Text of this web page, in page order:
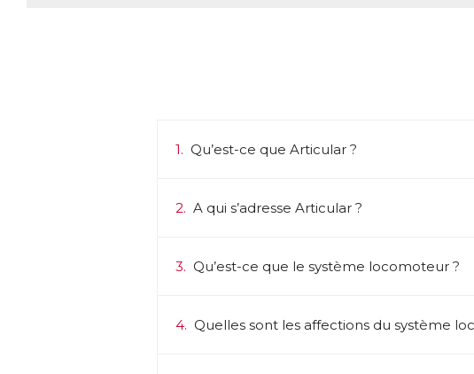
1. Qu’est-ce que Articular ?
2. A qui s’adresse Articular ?
3. Qu’est-ce que le système locomoteur ?
4. Quelles sont les affections du système